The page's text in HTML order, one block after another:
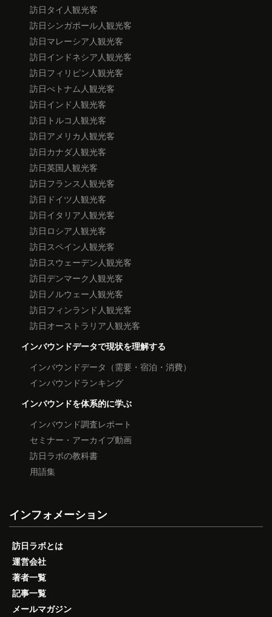
訪日タイ人観光客
訪日シンガポール人観光客
訪日マレーシア人観光客
訪日インドネシア人観光客
訪日フィリピン人観光客
訪日べトナム人観光客
訪日インド人観光客
訪日トルコ人観光客
訪日アメリカ人観光客
訪日カナダ人観光客
訪日英国人観光客
訪日フランス人観光客
訪日ドイツ人観光客
訪日イタリア人観光客
訪日ロシア人観光客
訪日スペイン人観光客
訪日スウェーデン人観光客
訪日デンマーク人観光客
訪日ノルウェー人観光客
訪日フィンランド人観光客
訪日オーストラリア人観光客
インバウンドデータで現状を理解する
インバウンドデータ（需要・宿泊・消費）
インバウンドランキング
インバウンドを体系的に学ぶ
インバウンド調査レポート
セミナー・アーカイブ動画
訪日ラボの教科書
用語集
インフォメーション
訪日ラボとは
運営会社
著者一覧
記事一覧
メールマガジン